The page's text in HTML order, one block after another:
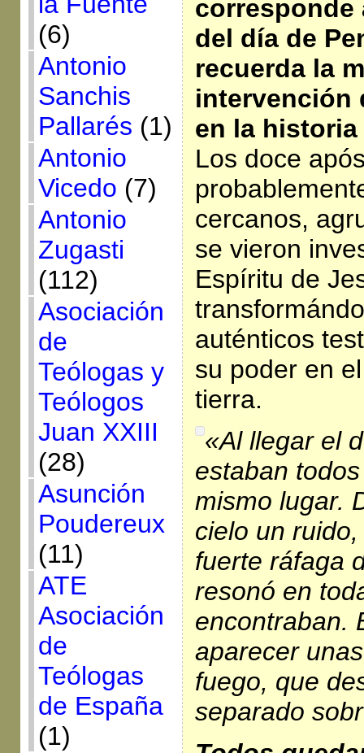
(6)
Antonio
Sanchis
Pallarés (1)
Antonio
Vicedo (7)
Antonio
Zugasti
(112)
Asociación
de
Teólogas y
Teólogos
Juan XXIII
(28)
Asunción
Poudereux
(11)
ATE
Asociación
de
Teólogas
de España
(1)
corresponde
del día de
recuerda la
intervención
en la
Los doce
cercanos,
se vieron
Espíritu de
auténticos
su poder en
tierra.
«Al llegar el
estaban
mismo lugar.
cielo un
fuerte ráfaga
resonó en
encontraban.
aparecer
fuego, que
separado